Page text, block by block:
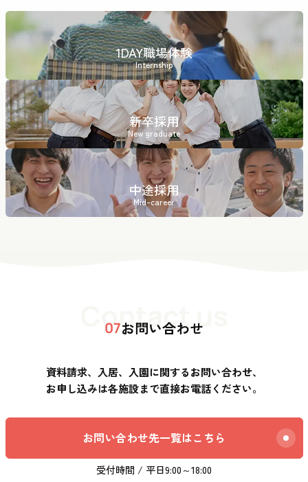
1DAY職場体験
Internship
新卒採用
New graduate
中途採用
Mid-career
Contact us
07お問い合わせ
資料請求、入居、入園に関するお問い合わせ、
お申し込みは各施設まで直接お電話ください。
お問い合わせ先一覧はこちら
受付時間 / 平日9:00～18:00